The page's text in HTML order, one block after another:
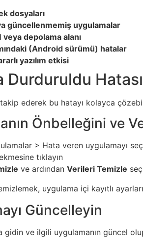
dosyaları
güncellenmemiş uygulamalar
depolama alanı
(Android sürümü) hatalar
yazılım etkisi
Durduruldu
takip ederek bu hatayı kolayca
Önbelleğini ve
> Hata veren uygulamayı
tıklayın
ve ardından Verileri Temizle
uygulama içi kayıtlı
Güncelleyin
gidin ve ilgili uygulamanın güncel